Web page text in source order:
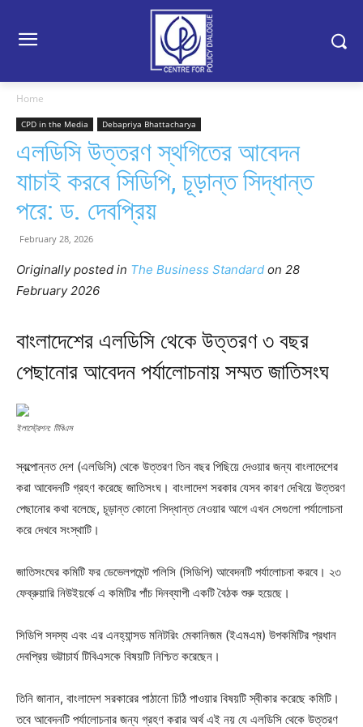
Home
CPD in the Media Debapriya Bhattacharya
এলডিসি উত্তরণ স্থগিতের আবেদন
যাচাই করবে সিডিপি, চূড়ান্ত সিদ্ধান্ত
পরে: ড. দেবপ্রিয়
February 28, 2026
Originally posted in The Business Standard on 28
February 2026
বাংলাদেশের এলডিসি থেকে উত্তরণ ৩ বছর
পেছানোর আবেদন পর্যালোচনায় সম্মত জাতিসংঘ
ইলাস্ট্রেশন: টিবিএস
স্বল্পোন্নত দেশ (এলডিসি) থেকে উত্তরণ তিন বছর পিছিয়ে দেওয়ার জন্য বাংলাদেশের
করা আবেদনটি গ্রহণ করেছে জাতিসংঘ। বাংলাদেশ সরকার যেসব কারণ দেখিয়ে উত্তরণ
পেছানোর কথা বলেছে, চূড়ান্ত কোনো সিদ্ধান্ত নেওয়ার আগে এখন সেগুলো পর্যালোচনা
করে দেখবে সংস্থাটি।
জাতিসংঘের কমিটি ফর ডেভেলপমেন্ট পলিসি (সিডিপি) আবেদনটি পর্যালোচনা করবে। ২৩
ফেব্রুয়ারি নিউইয়র্কে এ কমিটির পাঁচ দিনব্যাপী একটি বৈঠক শুরু হয়েছে।
সিডিপি সদস্য এবং এর এনহ্যান্সড মনিটরিং মেকানিজম (ইএমএম) উপকমিটির প্রধান
দেবপ্রিয় ভট্টাচার্য টিবিএসকে বিষয়টি নিশ্চিত করেছেন।
তিনি জানান, বাংলাদেশ সরকারের পাঠানো চিঠি পাওয়ার বিষয়টি স্বীকার করেছে কমিটি।
তবে আবেদনটি পর্যালোচনার জন্য গ্রহণ করার অর্থ এই নয় যে এলডিসি থেকে উত্তরণ